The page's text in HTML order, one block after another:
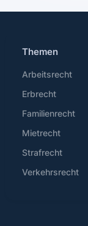
Themen
Arbeitsrecht
Erbrecht
Familienrecht
Mietrecht
Strafrecht
Verkehrsrecht